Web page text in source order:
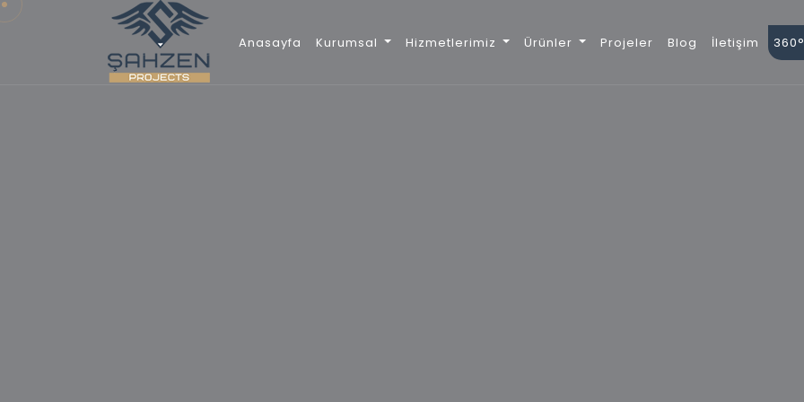
Anasayfa Kurumsal Hizmetlerimiz Ürünler Projeler Blog İletişim